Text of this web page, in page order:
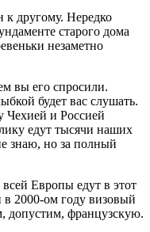
к другому. Нередко
старого дома
незаметно
вы его спросили.
будет вас слушать.
Чехией и Россией
едут тысячи наших
знаю, но за полный
Европы едут в этот
в 2000-ом году визовый
допустим, французскую.